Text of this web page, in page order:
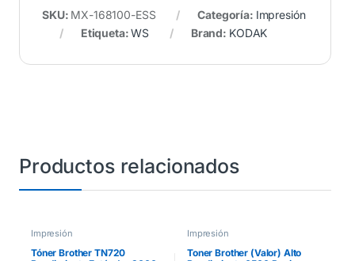
SKU: MX-168100-ESS Categoría: Impresión
Etiqueta:WS Brand: KODAK
Productos relacionados
Impresión
Tóner Brother TN720
Impresión
Toner Brother (Valor) Alto